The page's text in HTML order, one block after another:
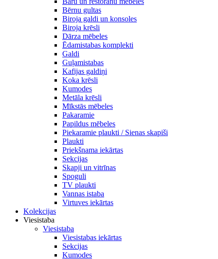
Bērnu gultas
Biroja galdi un konsoles
Biroja krēsli
Dārza mēbeles
Ēdamistabas komplekti
Galdi
Guļamistabas
Kafijas galdiņi
Koka krēsli
Kumodes
Metāla krēsli
Mīkstās mēbeles
Pakaramie
Papildus mēbeles
Piekaramie plaukti / Sienas skapiši
Plaukti
Priekšnama iekārtas
Sekcijas
Skapji un vitrīnas
Spoguli
TV plaukti
Vannas istaba
Virtuves iekārtas
Kolekcijas
Viesistaba
Viesistaba
Viesistabas iekārtas
Sekcijas
Kumodes